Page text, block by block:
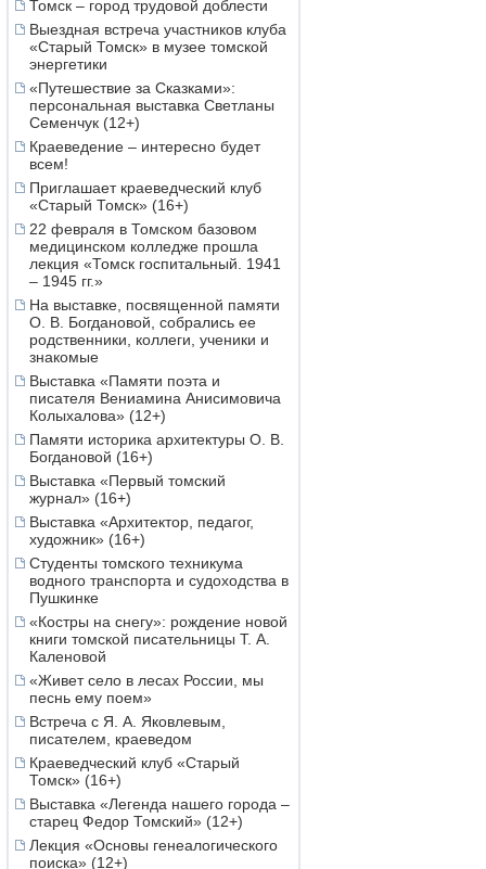
Томск – город трудовой доблести
Выездная встреча участников клуба
«Старый Томск» в музее томской
энергетики
«Путешествие за Сказками»:
персональная выставка Светланы
Семенчук (12+)
Краеведение – интересно будет
всем!
Приглашает краеведческий клуб
«Старый Томск» (16+)
22 февраля в Томском базовом
медицинском колледже прошла
лекция «Томск госпитальный. 1941
– 1945 гг.»
На выставке, посвященной памяти
О. В. Богдановой, собрались ее
родственники, коллеги, ученики и
знакомые
Выставка «Памяти поэта и
писателя Вениамина Анисимовича
Колыхалова» (12+)
Памяти историка архитектуры О. В.
Богдановой (16+)
Выставка «Первый томский
журнал» (16+)
Выставка «Архитектор, педагог,
художник» (16+)
Студенты томского техникума
водного транспорта и судоходства в
Пушкинке
«Костры на снегу»: рождение новой
книги томской писательницы Т. А.
Каленовой
«Живет село в лесах России, мы
песнь ему поем»
Встреча с Я. А. Яковлевым,
писателем, краеведом
Краеведческий клуб «Старый
Томск» (16+)
Выставка «Легенда нашего города –
старец Федор Томский» (12+)
Лекция «Основы генеалогического
поиска» (12+)